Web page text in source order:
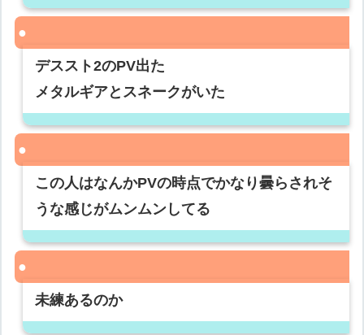
デススト2のPV出た
メタルギアとスネークがいた
この人はなんかPVの時点でかなり曇らされそ
うな感じがムンムンしてる
未練あるのか